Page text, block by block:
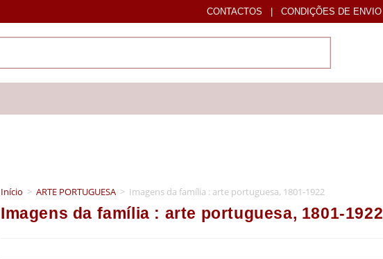
CONTACTOS | CONDIÇÕES DE ENVIO
Início > ARTE PORTUGUESA > Imagens da família : arte portuguesa, 1801-1922
Imagens da família : arte portuguesa, 1801-1922